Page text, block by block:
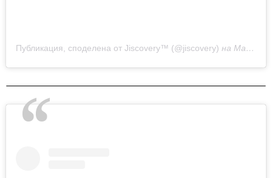
Публикация, споделена от Jiscovery™ (@jiscovery) на Май 14, 2020 в 5:11 PDT